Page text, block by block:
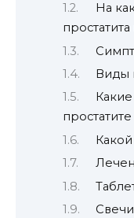
На
Виды
простатите
Свечи